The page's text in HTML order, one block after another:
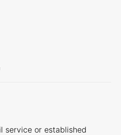
service or established